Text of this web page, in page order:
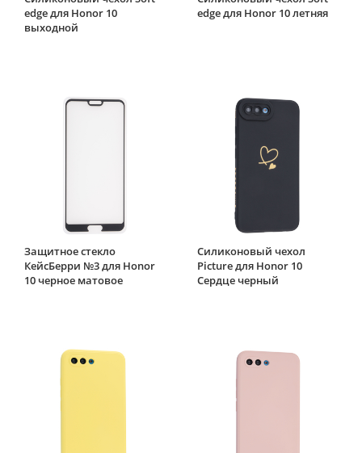
edge для Honor 10
выходной
edge для Honor 10 летняя
Защитное стекло
КейсБерри №3 для Honor
10 черное матовое
Силиконовый чехол
Picture для Honor 10
Сердце черный